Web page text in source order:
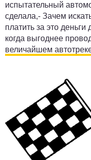
испытательный
сделала,- Зачем
платить за это
когда выгоднее
величайшем